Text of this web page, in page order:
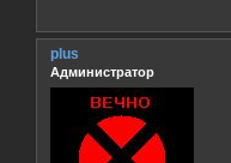
plus
Администратор